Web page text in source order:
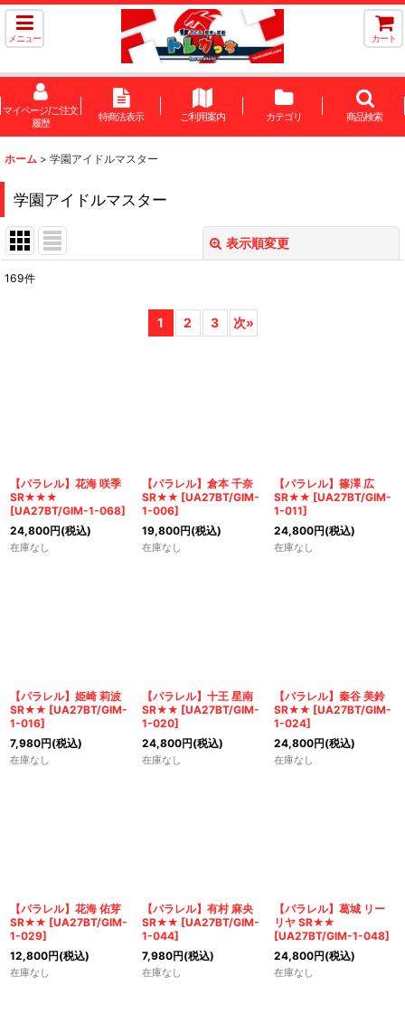
メニュー カート
マイページ/ご注文
履歴
特商法表示 ご利用案内 カテゴリ 商品検索
ホーム > 学園アイドルマスター
学園アイドルマスター
表示順変更
絞り込む
169件
1 2 3 次»
【パラレル】花海 咲季
SR★★★
[UA27BT/GIM-1-068]
24,800円(税込)
在庫なし
【パラレル】倉本 千奈
SR★★ [UA27BT/GIM-
1-006]
19,800円(税込)
在庫なし
【パラレル】篠澤 広
SR★★ [UA27BT/GIM-
1-011]
24,800円(税込)
在庫なし
【パラレル】姫崎 莉波
SR★★ [UA27BT/GIM-
1-016]
7,980円(税込)
在庫なし
【パラレル】十王 星南
SR★★ [UA27BT/GIM-
1-020]
24,800円(税込)
在庫なし
【パラレル】秦谷 美鈴
SR★★ [UA27BT/GIM-
1-024]
24,800円(税込)
在庫なし
【パラレル】花海 佑芽
SR★★ [UA27BT/GIM-
1-029]
12,800円(税込)
在庫なし
【パラレル】有村 麻央
SR★★ [UA27BT/GIM-
1-044]
7,980円(税込)
在庫なし
【パラレル】葛城 リー
リヤ SR★★
[UA27BT/GIM-1-048]
24,800円(税込)
在庫なし